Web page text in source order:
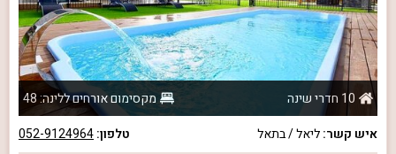
10 חדרי שינה
מקסימום אורחים ללינה: 48
איש קשר:ליאל / בתאל טלפון:052-9124964